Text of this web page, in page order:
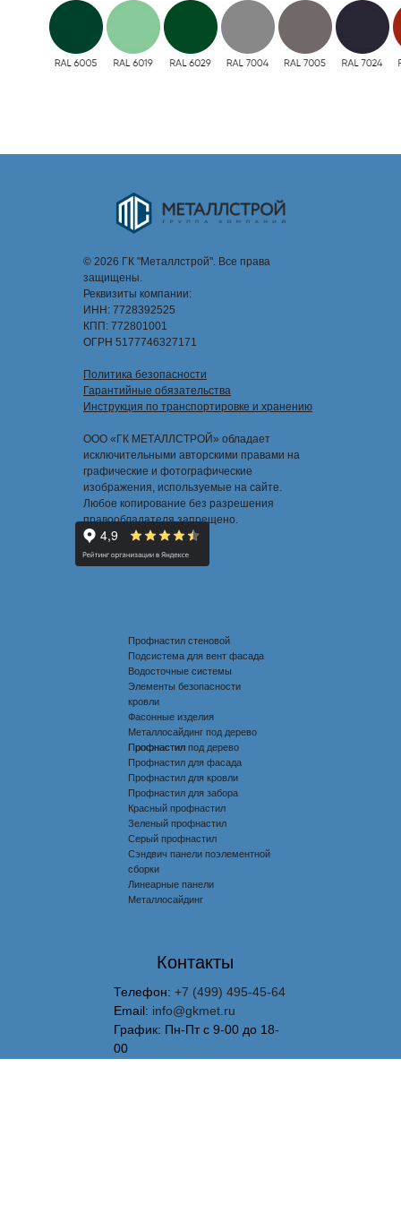
© 2026 ГК "Металлстрой". Все права
защищены.
Реквизиты компании:
ИНН: 7728392525
КПП: 772801001
ОГРН 5177746327171
Политика безопасности
Гарантийные обязательства
Инструкция по транспортировке и хранению
ООО «ГК МЕТАЛЛСТРОЙ» обладает
исключительными авторскими правами на
графические и фотографические
изображения, используемые на сайте.
Любое копирование без разрешения
правообладателя запрещено.
Профнастил стеновой
Подсистема для вент фасада
Водосточные системы
Элементы безопасности
кровли
Фасонные изделия
Металлосайдинг под дерево
Профнастил под дерево
Профнастил
Профнастил для фасада
Профнастил для кровли
Профнастил для забора
Красный профнастил
Зеленый профнастил
Серый профнастил
Сэндвич панели поэлементной
сборки
Линеарные панели
Металлосайдинг
Телефон: +7 (499) 495-45-64
Email: info@gkmet.ru
График: Пн-Пт с 9-00 до 18-
00
Контакты